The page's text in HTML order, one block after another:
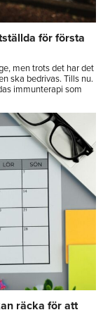
för första
men trots det har det
ska bedrivas. Tills nu.
immunterapi som
räcka för att